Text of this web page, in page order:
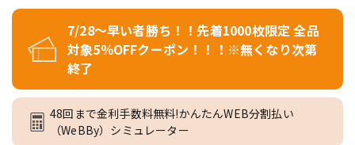
7/28～早い者勝ち！！先着1000枚限定 全品
対象5％OFFクーポン！！！※無くなり次第
終了
48回まで金利手数料無料!かんたんWEB分割払い
（WeBBy）シミュレーター